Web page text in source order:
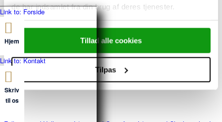
de har indsamlet fra din brug af deres tjenester.
Tillad alle cookies
Tilpas
CVR: 37473421
ÅBNINGSTIDER
Fredag: 8-15.30
Lørdag og søndag lukket.
Link to: Forside
Hjem
Link to: Kontakt
Skriv
til os